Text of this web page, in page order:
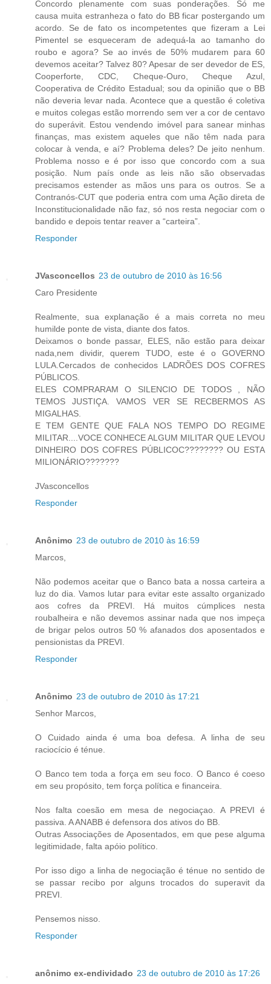
Concordo plenamente com suas ponderações. Só me
causa muita estranheza o fato do BB ficar postergando um
acordo. Se de fato os incompetentes que fizeram a Lei
Pimentel se esqueceram de adequá-la ao tamanho do
roubo e agora? Se ao invés de 50% mudarem para 60
devemos aceitar? Talvez 80? Apesar de ser devedor de ES,
Cooperforte, CDC, Cheque-Ouro, Cheque Azul,
Cooperativa de Crédito Estadual; sou da opinião que o BB
não deveria levar nada. Acontece que a questão é coletiva
e muitos colegas estão morrendo sem ver a cor de centavo
do superávit. Estou vendendo imóvel para sanear minhas
finanças, mas existem aqueles que não têm nada para
colocar à venda, e aí? Problema deles? De jeito nenhum.
Problema nosso e é por isso que concordo com a sua
posição. Num país onde as leis não são observadas
precisamos estender as mãos uns para os outros. Se a
Contranós-CUT que poderia entra com uma Ação direta de
Inconstitucionalidade não faz, só nos resta negociar com o
bandido e depois tentar reaver a “carteira”.
Responder
JVasconcellos 23 de outubro de 2010 às 16:56
Caro Presidente
Realmente, sua explanação é a mais correta no meu
humilde ponte de vista, diante dos fatos.
Deixamos o bonde passar, ELES, não estão para deixar
nada,nem dividir, querem TUDO, este é o GOVERNO
LULA.Cercados de conhecidos LADRÕES DOS COFRES
PÚBLICOS.
ELES COMPRARAM O SILENCIO DE TODOS , NÃO
TEMOS JUSTIÇA. VAMOS VER SE RECBERMOS AS
MIGALHAS.
E TEM GENTE QUE FALA NOS TEMPO DO REGIME
MILITAR....VOCE CONHECE ALGUM MILITAR QUE LEVOU
DINHEIRO DOS COFRES PÚBLICOC???????? OU ESTA
MILIONÁRIO???????
JVasconcellos
Responder
Anônimo 23 de outubro de 2010 às 16:59
Marcos,
Não podemos aceitar que o Banco bata a nossa carteira a
luz do dia. Vamos lutar para evitar este assalto organizado
aos cofres da PREVI. Há muitos cúmplices nesta
roubalheira e não devemos assinar nada que nos impeça
de brigar pelos outros 50 % afanados dos aposentados e
pensionistas da PREVI.
Responder
Anônimo 23 de outubro de 2010 às 17:21
Senhor Marcos,
O Cuidado ainda é uma boa defesa. A linha de seu
raciocício é ténue.
O Banco tem toda a força em seu foco. O Banco é coeso
em seu propósito, tem força política e financeira.
Nos falta coesão em mesa de negociaçao. A PREVI é
passiva. A ANABB é defensora dos ativos do BB.
Outras Associações de Aposentados, em que pese alguma
legitimidade, falta apóio político.
Por isso digo a linha de negociação é ténue no sentido de
se passar recibo por alguns trocados do superavit da
PREVI.
Pensemos nisso.
Responder
anônimo ex-endividado 23 de outubro de 2010 às 17:26